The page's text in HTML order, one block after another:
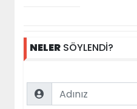
NELERSÖYLENDİ?
Name